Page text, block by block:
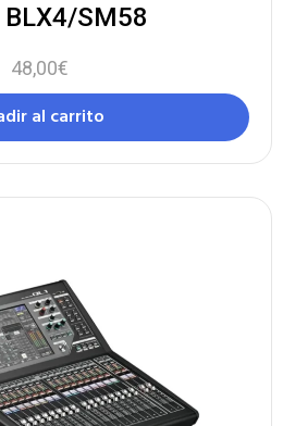
BLX4/SM58
48,00€
al carrito